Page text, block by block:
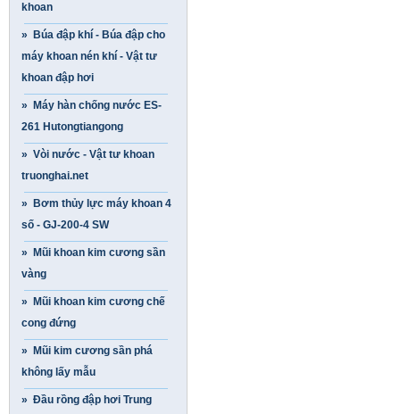
khoan
» Búa đập khí - Búa đập cho
máy khoan nén khí - Vật tư
khoan đập hơi
» Máy hàn chống nước ES-
261 Hutongtiangong
» Vòi nước - Vật tư khoan
truonghai.net
» Bơm thủy lực máy khoan 4
số - GJ-200-4 SW
» Mũi khoan kim cương sần
vàng
» Mũi khoan kim cương chế
cong đứng
» Mũi kim cương sần phá
không lấy mẫu
» Đầu rồng đập hơi Trung